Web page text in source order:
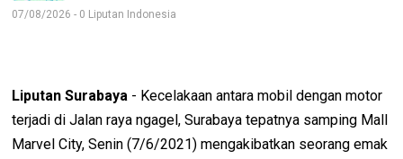
07/08/2026 - 0 Liputan Indonesia
Liputan Surabaya - Kecelakaan antara mobil dengan motor
terjadi di Jalan raya ngagel, Surabaya tepatnya samping Mall
Marvel City, Senin (7/6/2021) mengakibatkan seorang emak